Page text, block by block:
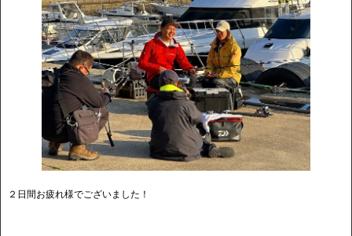
２日間お疲れ様でございました！